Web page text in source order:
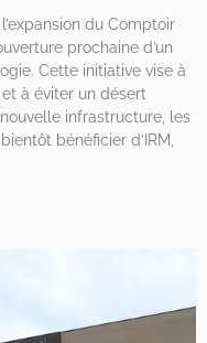
du Comptoir
prochaine d’un
Cette initiative vise à
à éviter un désert
infrastructure, les
bénéficier d’IRM,